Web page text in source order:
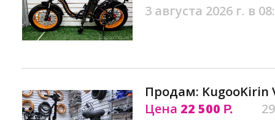
3 августа 2026 г. в
Продам: KugooKirin
Цена 22 500 Р.